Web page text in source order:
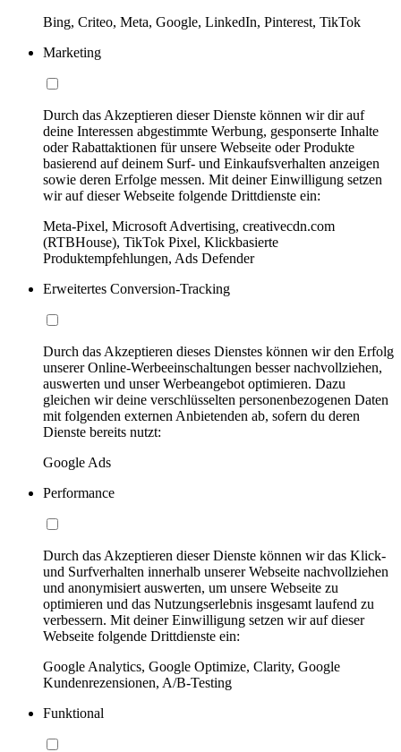
Bing, Criteo, Meta, Google, LinkedIn, Pinterest, TikTok
Marketing
Durch das Akzeptieren dieser Dienste können wir dir auf
deine Interessen abgestimmte Werbung, gesponserte Inhalte
oder Rabattaktionen für unsere Webseite oder Produkte
basierend auf deinem Surf- und Einkaufsverhalten anzeigen
sowie deren Erfolge messen. Mit deiner Einwilligung setzen
wir auf dieser Webseite folgende Drittdienste ein:
Meta-Pixel, Microsoft Advertising, creativecdn.com
(RTBHouse), TikTok Pixel, Klickbasierte
Produktempfehlungen, Ads Defender
Erweitertes Conversion-Tracking
Durch das Akzeptieren dieses Dienstes können wir den Erfolg
unserer Online-Werbeeinschaltungen besser nachvollziehen,
auswerten und unser Werbeangebot optimieren. Dazu
gleichen wir deine verschlüsselten personenbezogenen Daten
mit folgenden externen Anbietenden ab, sofern du deren
Dienste bereits nutzt:
Google Ads
Performance
Durch das Akzeptieren dieser Dienste können wir das Klick-
und Surfverhalten innerhalb unserer Webseite nachvollziehen
und anonymisiert auswerten, um unsere Webseite zu
optimieren und das Nutzungserlebnis insgesamt laufend zu
verbessern. Mit deiner Einwilligung setzen wir auf dieser
Webseite folgende Drittdienste ein:
Google Analytics, Google Optimize, Clarity, Google
Kundenrezensionen, A/B-Testing
Funktional